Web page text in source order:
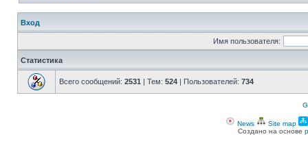
Вход
Имя пользователя:
Статистика
Всего сообщений: 2531 | Тем: 524 | Пользователей: 734
News Site map
Создано на основе